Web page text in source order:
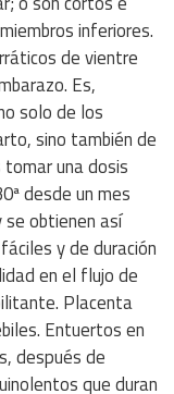
inferiores.
de vientre
Es,
solo de los
sino también de
una dosis
desde un mes
obtienen así
y de duración
en el flujo de
Placenta
Entuertos en
después de
que duran